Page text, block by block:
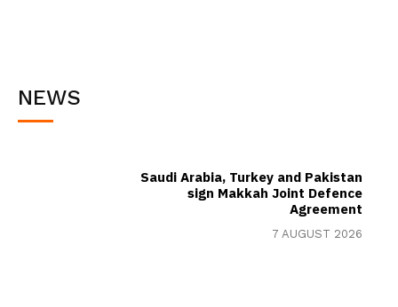
NEWS
Saudi Arabia, Turkey and Pakistan
sign Makkah Joint Defence
Agreement
7 AUGUST 2026